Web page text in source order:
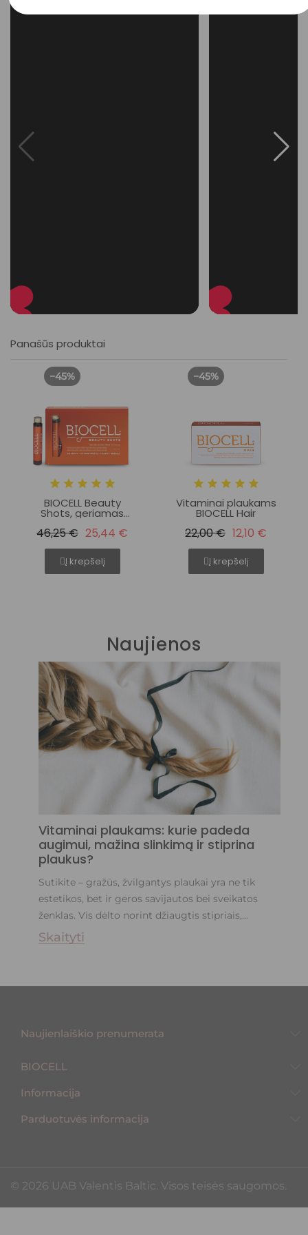
Panašūs produktai
−45%
BIOCELL Beauty
Shots, geriamas
vitaminais ir
plaukams, nagams
46,25 € 25,44 €
Į krepšelį
−45%
Vitaminai plaukams
BIOCELL Hair
22,00 € 12,10 €
Į krepšelį
Naujienos
Vitaminai plaukams: kurie padeda
augimui, mažina slinkimą ir stiprina
plaukus?
Sutikite – gražūs, žvilgantys plaukai yra ne tik
estetikos, bet ir geros savijautos bei sveikatos
ženklas. Vis dėlto norint džiaugtis stipriais,...
Skaityti
Naujienlaiškio prenumerata
BIOCELL
Informacija
Parduotuvės informacija
©️ 2026 UAB Valentis Baltic. Visos teisės saugomos.